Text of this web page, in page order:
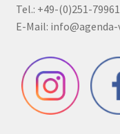
Tel.: +49-(0)251-
E-Mail: